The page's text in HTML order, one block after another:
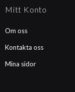
Mitt Konto
Om oss
Kontakta oss
Mina sidor